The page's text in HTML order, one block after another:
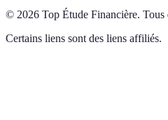
© 2026 Top Étude Financière. Tous
Certains liens sont des liens affiliés.